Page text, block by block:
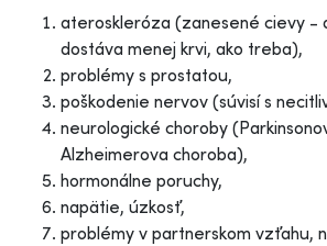
ateroskleróza (zanesené cievy -
dostáva menej krvi, ako treba),
problémy s prostatou,
poškodenie nervov (súvisí s
neurologické choroby
Alzheimerova choroba),
hormonálne poruchy,
napätie, úzkosť,
problémy v partnerskom vzťahu,